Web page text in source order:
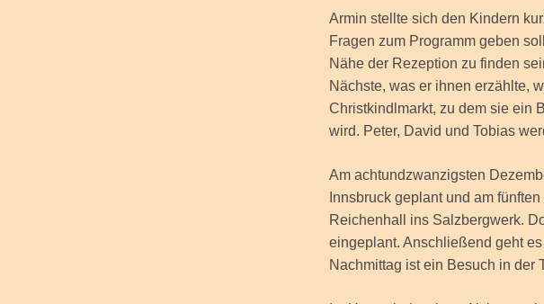
Armin stellte sich den Kindern
Fragen zum Programm geben
Nähe der Rezeption zu finden
Nächste, was er ihnen erzählte,
Christkindlmarkt, zu dem sie ein
wird. Peter, David und Tobias
Am achtundzwanzigsten
Innsbruck geplant und am
Reichenhall ins Salzbergwerk.
eingeplant. Anschließend geht
Nachmittag ist ein Besuch in der